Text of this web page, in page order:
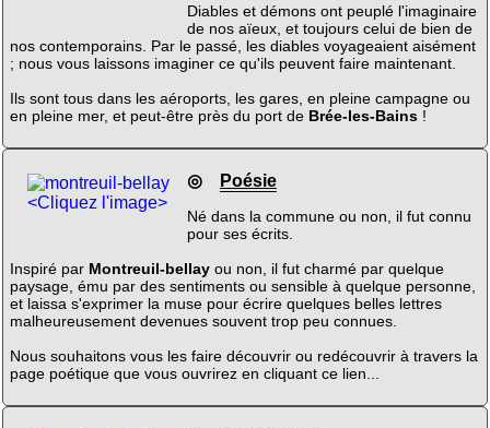
Diables et démons ont peuplé l'imaginaire
de nos aïeux, et toujours celui de bien de
nos contemporains. Par le passé, les diables voyageaient aisément
; nous vous laissons imaginer ce qu'ils peuvent faire maintenant.
Ils sont tous dans les aéroports, les gares, en pleine campagne ou
en pleine mer, et peut-être près du port de Brée-les-Bains!
<Cliquez l'image>
◎ Poésie
Né dans la commune ou non, il fut connu
pour ses écrits.
Inspiré par Montreuil-bellayou non, il fut charmé par quelque
paysage, ému par des sentiments ou sensible à quelque personne,
et laissa s'exprimer la muse pour écrire quelques belles lettres
malheureusement devenues souvent trop peu connues.
Nous souhaitons vous les faire découvrir ou redécouvrir à travers la
page poétique que vous ouvrirez en cliquant ce lien...